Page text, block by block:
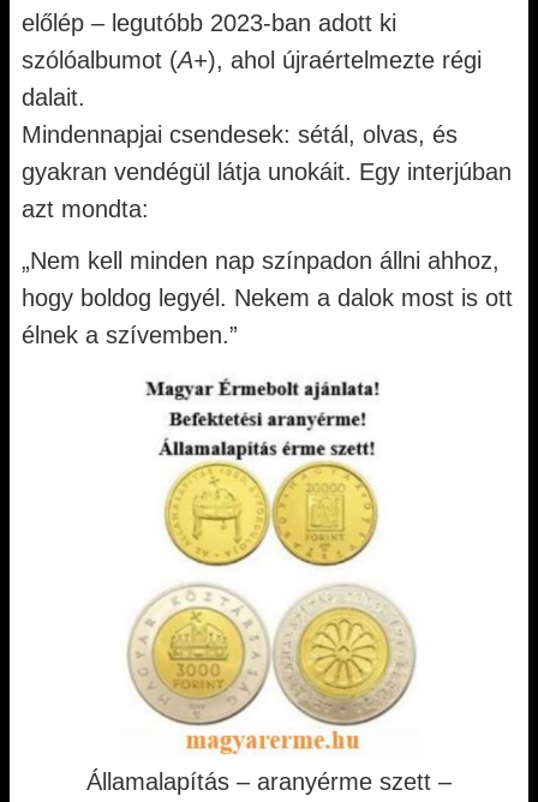
előlép – legutóbb 2023-ban adott ki
szólóalbumot (A+), ahol újraértelmezte régi
dalait.
Mindennapjai csendesek: sétál, olvas, és
gyakran vendégül látja unokáit. Egy interjúban
azt mondta:
„Nem kell minden nap színpadon állni ahhoz,
hogy boldog legyél. Nekem a dalok most is ott
élnek a szívemben.”
Államalapítás – aranyérme szett –